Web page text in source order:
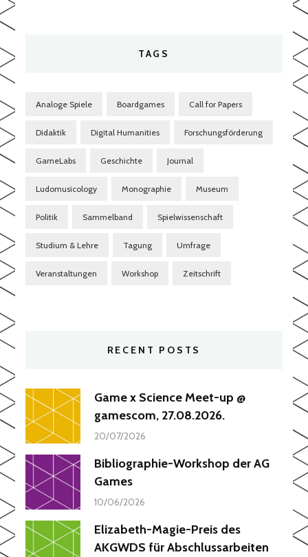
TAGS
Analoge Spiele Boardgames Call for Papers
Didaktik Digital Humanities Forschungsförderung
GameLabs Geschichte Journal
Ludomusicology Monographie Museum
Politik Sammelband Spielwissenschaft
Studium & Lehre Tagung Umfrage
Veranstaltungen Workshop Zeitschrift
RECENT POSTS
Game x Science Meet-up @
gamescom, 27.08.2026.
20/07/2026
Bibliographie-Workshop der AG
Games
10/06/2026
Elizabeth-Magie-Preis des
AKGWDS für Abschlussarbeiten